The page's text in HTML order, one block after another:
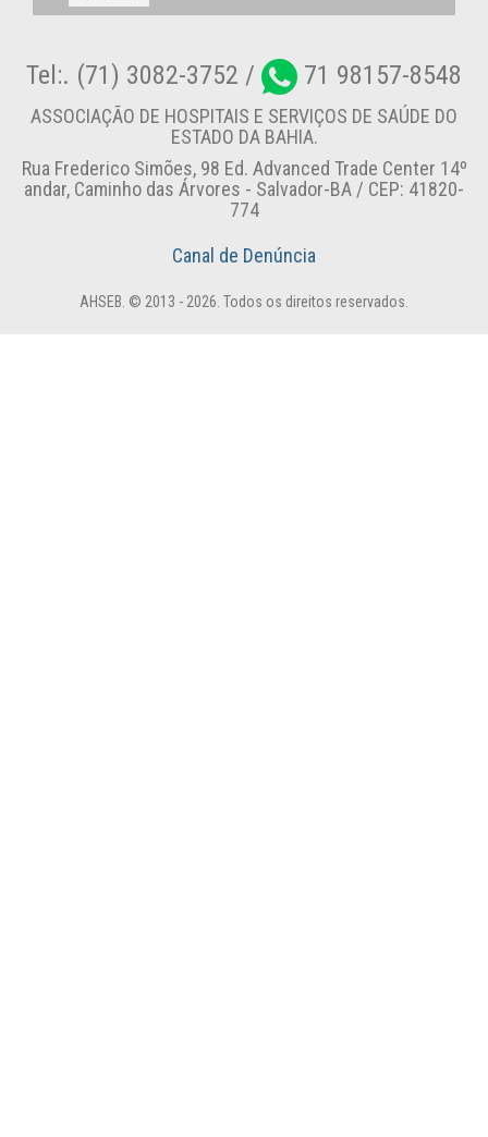
Tel:. (71) 3082-3752 / 71 98157-8548
ASSOCIAÇÃO DE HOSPITAIS E SERVIÇOS DE SAÚDE DO
ESTADO DA BAHIA.
Rua Frederico Simões, 98 Ed. Advanced Trade Center 14º
andar, Caminho das Árvores - Salvador-BA / CEP: 41820-
774
Canal de Denúncia
AHSEB. © 2013 - 2026. Todos os direitos reservados.